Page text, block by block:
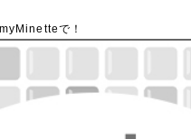
で！